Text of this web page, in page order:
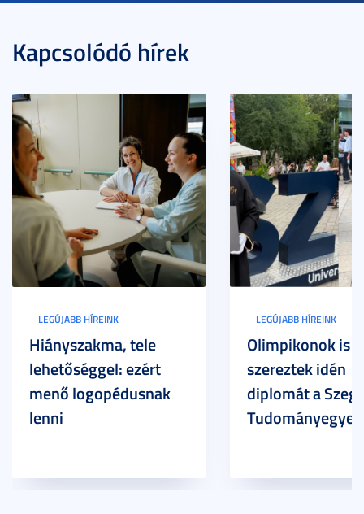
Kapcsolódó hírek
LEGÚJABB HÍREINK
Hiányszakma, tele
lehetőséggel: ezért
menő logopédusnak
lenni
LEGÚJABB HÍREINK
Olimpikonok is
szereztek idén
diplomát a